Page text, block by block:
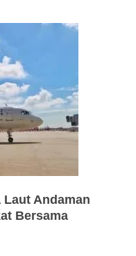
Laut Andaman
Bersama